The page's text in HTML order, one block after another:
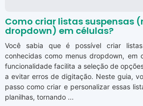
Como criar listas suspensas
dropdown) em células?
Você sabia que é possível criar listas
conhecidas como menus dropdown, em
funcionalidade facilita a seleção de
a evitar erros de digitação. Neste guia,
passo como criar e personalizar essas
planilhas, tornando ...